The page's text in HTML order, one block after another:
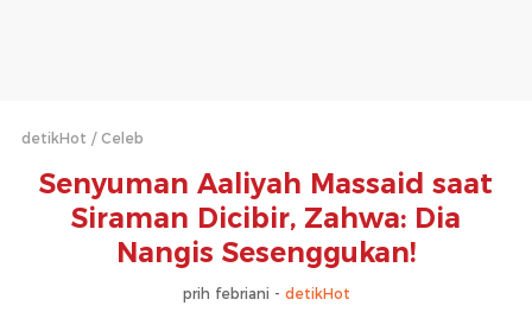
detikHot Celeb
Senyuman Aaliyah Massaid saat
Siraman Dicibir, Zahwa: Dia
Nangis Sesenggukan!
prih febriani - detikHot